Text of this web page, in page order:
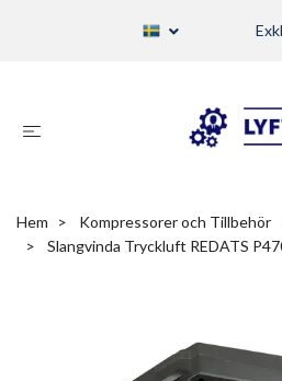
Hem Kompressorer och Tillbehör
Slangvinda Tryckluft REDATS